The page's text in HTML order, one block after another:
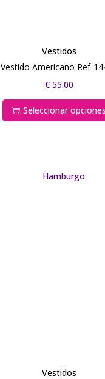
Vestidos
Vestido Americano Ref-
€55.00
Seleccionar opciones
Vestidos